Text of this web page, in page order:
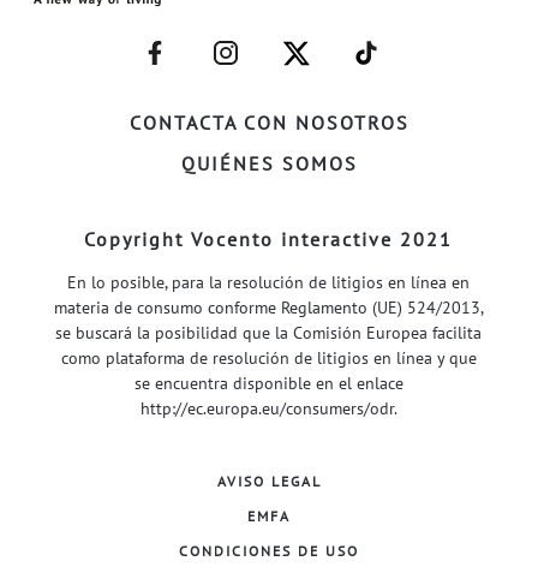
CONTACTA CON NOSOTROS
QUIÉNES SOMOS
–
FACEBOOK–
–
INSTAGRAM–
–
TWITTER–
–
WELIFE–
Copyright Vocento interactive 2021
En lo posible, para la resolución de litigios en línea en
materia de consumo conforme Reglamento (UE) 524/2013,
se buscará la posibilidad que la Comisión Europea facilita
como plataforma de resolución de litigios en línea y que
se encuentra disponible en el enlace
http://ec.europa.eu/consumers/odr.
AVISO LEGAL
EMFA
CONDICIONES DE USO